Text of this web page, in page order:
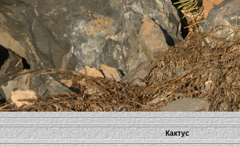
Кактус